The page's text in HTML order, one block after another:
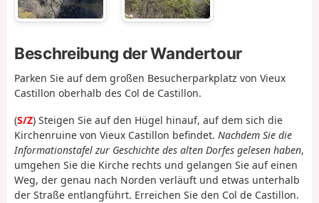
Beschreibung der Wandertour
Parken Sie auf dem großen Besucherparkplatz von Vieux
Castillon oberhalb des Col de Castillon.
(S/Z) Steigen Sie auf den Hügel hinauf, auf dem sich die
Kirchenruine von Vieux Castillon befindet. Nachdem Sie die
Informationstafel zur Geschichte des alten Dorfes gelesen haben,
umgehen Sie die Kirche rechts und gelangen Sie auf einen
Weg, der genau nach Norden verläuft und etwas unterhalb
der Straße entlangführt. Erreichen Sie den Col de Castillon.